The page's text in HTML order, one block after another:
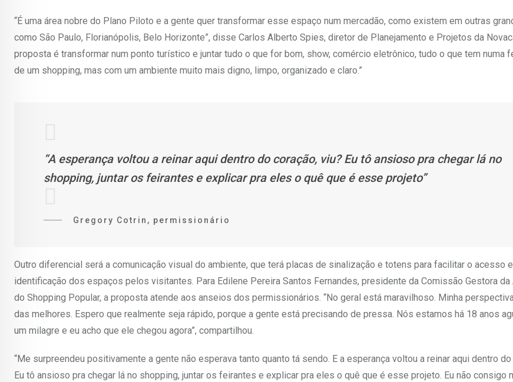
“É uma área nobre do Plano Piloto e a gente quer transformar esse espaço num mercadão, como existem em outras
como São Paulo, Florianópolis, Belo Horizonte”, disse Carlos Alberto Spies, diretor de Planejamento e Projetos da
proposta é transformar num ponto turístico e juntar tudo o que for bom, show, comércio eletrônico, tudo o que tem numa
de um shopping, mas com um ambiente muito mais digno, limpo, organizado e claro.”
“A esperança voltou a reinar aqui dentro do coração, viu? Eu tô ansioso pra chegar lá no
shopping, juntar os feirantes e explicar pra eles o quê que é esse projeto”
Gregory Cotrin, permissionário
Outro diferencial será a comunicação visual do ambiente, que terá placas de sinalização e totens para facilitar o acesso
identificação dos espaços pelos visitantes. Para Edilene Pereira Santos Fernandes, presidente da Comissão Gestora da
do Shopping Popular, a proposta atende aos anseios dos permissionários. “No geral está maravilhoso. Minha
das melhores. Espero que realmente seja rápido, porque a gente está precisando de pressa. Nós estamos há 18 anos
um milagre e eu acho que ele chegou agora”, compartilhou.
“Me surpreendeu positivamente a gente não esperava tanto quanto tá sendo. E a esperança voltou a reinar aqui dentro do
Eu tô ansioso pra chegar lá no shopping, juntar os feirantes e explicar pra eles o quê que é esse projeto. Eu não consigo